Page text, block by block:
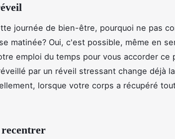
journée de bien-être, pourquoi ne pas
matinée? Oui, c'est possible, même en
emploi du temps pour vous accorder ce
par un réveil stressant change déjà
lorsque votre corps a récupéré